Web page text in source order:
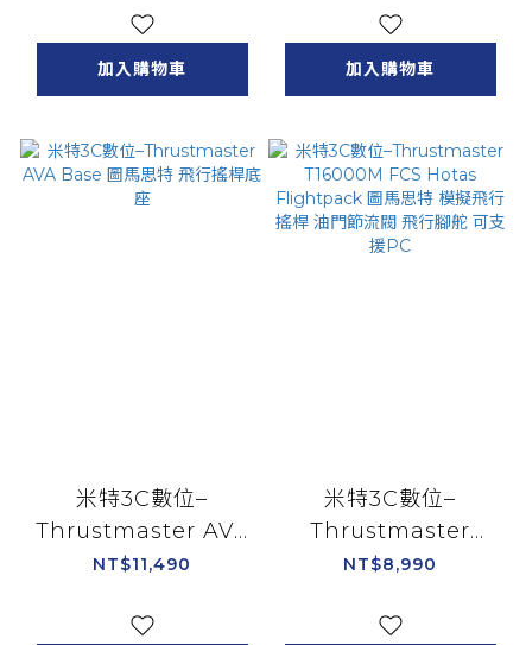
油門節流閥 可支援PC
加入購物車
桿 可支援Xbox
加入購物車
米特3C數位–
Thrustmaster AVA
Base 圖馬思特 飛行
NT$11,490
米特3C數位–
Thrustmaster
T16000M FCS
圖馬思特 模擬飛行搖
NT$8,990